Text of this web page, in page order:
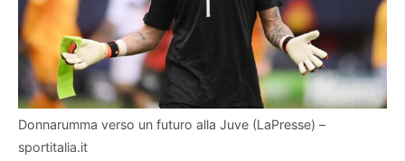
Donnarumma verso un futuro alla Juve (LaPresse) –
sportitalia.it